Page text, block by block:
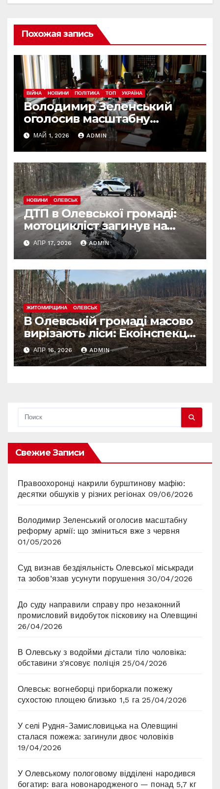
Похожая запись
ВІЙНА НОВИНИ ПОЛІТИКА ТОП УКРАЇНА
Володимир Зеленський
оголосив масштабну
реформу армії: що
зміниться вже з червня
МАЙ 1, 2026 ADMIN
НОВИНИ ОЛЕВСЬК
ДТП в Олевської громаді:
мотоцикліст загинув на
місці
АПР 17, 2026 ADMIN
ЖИТОМИРЩИНА ОЛЕВСЬК
В Олевській громаді масово
вирізають ліси: Екоінспекція
б’є на сполох
АПР 16, 2026 ADMIN
Свежие Записи
Правоохоронці накрили бурштинову мафію:
десятки обшуків у різних регіонах 09/06/2026
Володимир Зеленський оголосив масштабну
реформу армії: що зміниться вже з червня
01/05/2026
Суд визнав бездіяльність Олевської міськради
та зобов’язав усунути порушення 30/04/2026
До суду направили справу про незаконний
промисловий видобуток пісковику на Олевщині
26/04/2026
В Олевську з водойми дістали тіло чоловіка:
обставини з’ясовує поліція 25/04/2026
Олевськ: вогнеборці приборкали пожежу
сухостою площею близько 1,5 га 25/04/2026
У селі Рудня-Замисловицька на Олевщині
сталася пожежа: загинули двоє чоловіків
19/04/2026
У Олевському пологовому відділені народився
богатир: вага новонародженого — понад 5,7 кг